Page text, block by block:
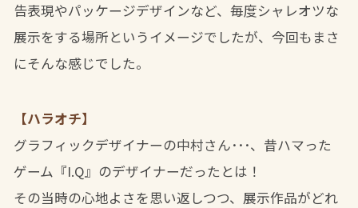
告表現やパッケージデザインなど、毎度シャレオツな
展示をする場所というイメージでしたが、今回もまさ
にそんな感じでした。
【ハラオチ】
グラフィックデザイナーの中村さん･･･、昔ハマった
ゲーム『I.Q』のデザイナーだったとは！
その当時の心地よさを思い返しつつ、展示作品がどれ